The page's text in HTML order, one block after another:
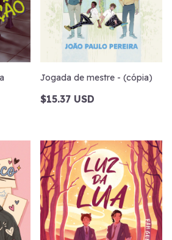
Jogada de mestre - (cópia)
$15.37 USD